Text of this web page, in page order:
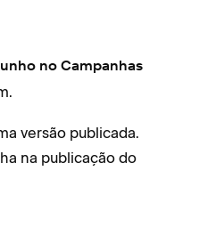
no Campanhas
versão publicada.
na publicação do